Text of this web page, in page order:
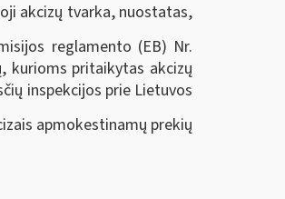
akcizų tvarka, nuostatas,
reglamento (EB) Nr.
kurioms pritaikytas akcizų
inspekcijos prie Lietuvos
apmokestinamų prekių